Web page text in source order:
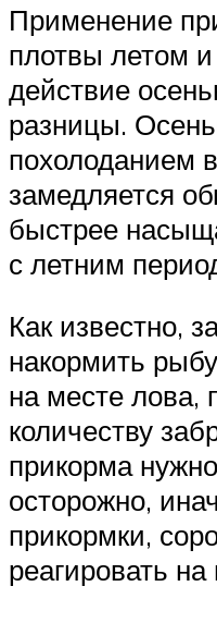
Применение
плотвы летом
действие
разницы.
похолоданием
замедляется
быстрее
с летним
Как известно,
накормить
на месте лова,
количеству
прикорма
осторожно,
прикормки,
реагировать